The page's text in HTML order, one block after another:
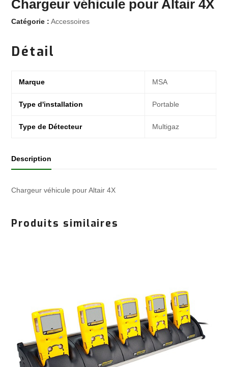
Chargeur véhicule pour Altair 4X
Catégorie : Accessoires
Détail
Marque MSA
Type d'installation Portable
Type de Détecteur Multigaz
Description
Chargeur véhicule pour Altair 4X
Produits similaires